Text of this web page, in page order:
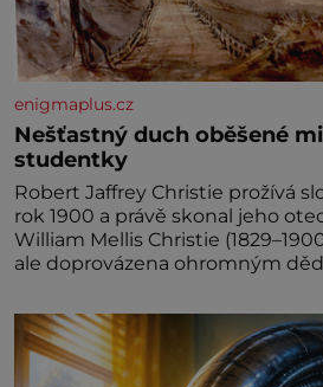
enigmaplus.cz
Nešťastný duch oběšené
studentky
Robert Jaffrey Christie prožívá
rok 1900 a právě skonal jeho
William Mellis Christie
ale doprovázena ohromným